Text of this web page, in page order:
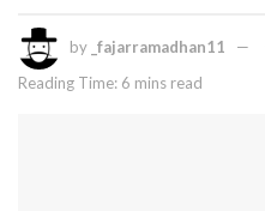
by _fajarramadhan11
Reading Time: 6 mins read